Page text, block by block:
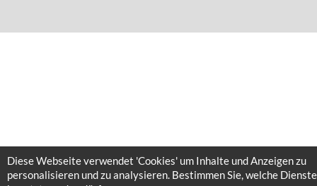
Diese Webseite verwendet 'Cookies' um Inhalte und Anzeigen zu
personalisieren und zu analysieren. Bestimmen Sie, welche Dienste